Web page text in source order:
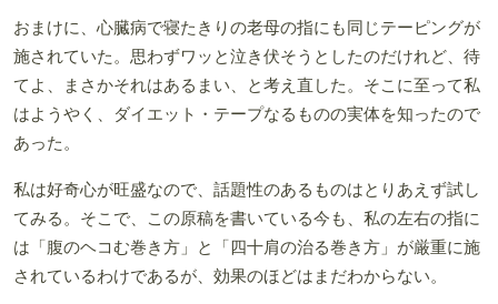
おまけに、心臓病で寝たきりの老母の指にも同じテーピングが
施されていた。思わずワッと泣き伏そうとしたのだけれど、待
てよ、まさかそれはあるまい、と考え直した。そこに至って私
はようやく、ダイエット・テープなるものの実体を知ったので
あった。
私は好奇心が旺盛なので、話題性のあるものはとりあえず試し
てみる。そこで、この原稿を書いている今も、私の左右の指に
は「腹のヘコむ巻き方」と「四十肩の治る巻き方」が厳重に施
されているわけであるが、効果のほどはまだわからない。